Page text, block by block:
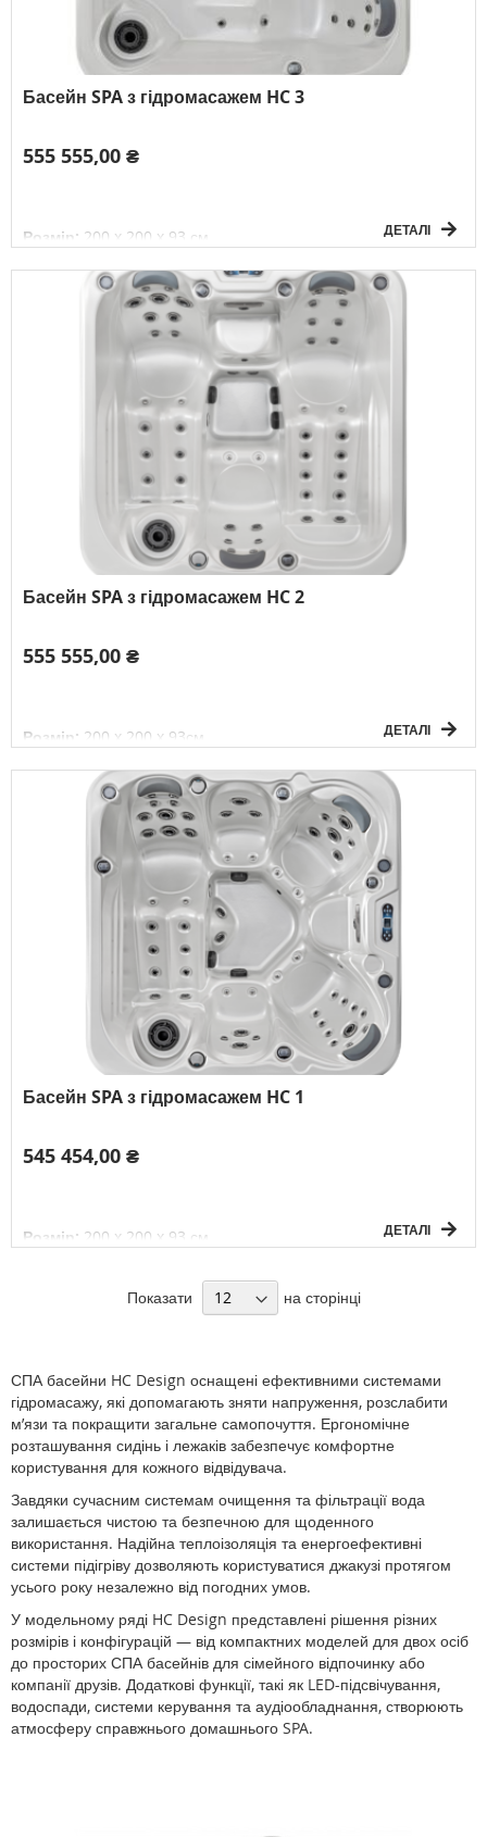
Басейн SPA з гідромасажем HC 3
555 555,00 ₴
Розмір: 200 x 200 x 93 см
Вага без води:287 кг
Електроживлення:3F/380V/50Гц
К-сть осіб:
ДЕТАЛІ
Басейн SPA з гідромасажем HC 2
555 555,00 ₴
Розмір: 200 x 200 x 93см
Вага без води:288кг
Електричне підключення:3F/380V/50Гц
К-сть осіб:
ДЕТАЛІ
Басейн SPA з гідромасажем HC 1
545 454,00 ₴
Розмір: 200 x 200 x 93 см
Електричне підключення:3F/380V/50Гц
ДЕТАЛІ
Показати на сторінці
СПА басейни HC Design оснащені ефективними системами
гідромасажу, які допомагають зняти напруження, розслабити
м’язи та покращити загальне самопочуття. Ергономічне
розташування сидінь і лежаків забезпечує комфортне
користування для кожного відвідувача.
Завдяки сучасним системам очищення та фільтрації вода
залишається чистою та безпечною для щоденного
використання. Надійна теплоізоляція та енергоефективні
системи підігріву дозволяють користуватися джакузі протягом
усього року незалежно від погодних умов.
У модельному ряді HC Design представлені рішення різних
розмірів і конфігурацій — від компактних моделей для двох осіб
до просторих СПА басейнів для сімейного відпочинку або
компанії друзів. Додаткові функції, такі як LED-підсвічування,
водоспади, системи керування та аудіообладнання, створюють
атмосферу справжнього домашнього SPA.